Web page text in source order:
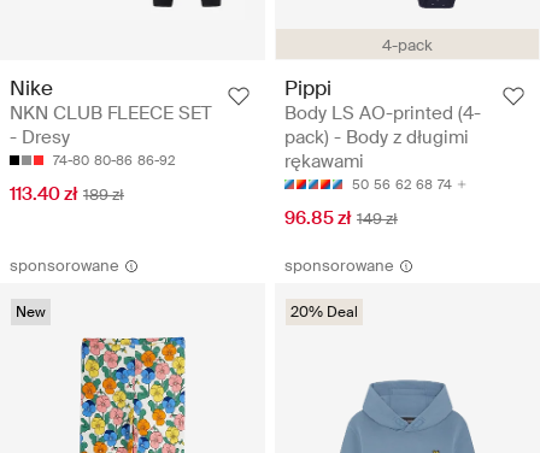
Nike
NKN CLUB FLEECE SET
- Dresy
74-80 80-86 86-92
113.40 zł 189 zł
4-pack
Pippi
Body LS AO-printed (4-
pack) - Body z długimi
rękawami
50 56 62 68 74
96.85 zł 149 zł
sponsorowane
New
sponsorowane
20% Deal